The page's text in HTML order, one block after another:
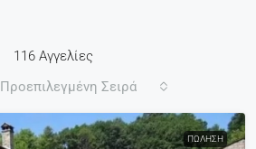
116 Αγγελίες
Προεπιλεγμένη Σειρά
ΠΏΛΗΣΗ